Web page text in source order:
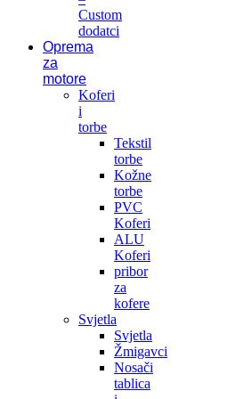
Custom
dodatci
Oprema
za
motore
Koferi
i
torbe
Tekstil
torbe
Kožne
torbe
PVC
Koferi
ALU
Koferi
pribor
za
kofere
Svjetla
Svjetla
Žmigavci
Nosači
tablica